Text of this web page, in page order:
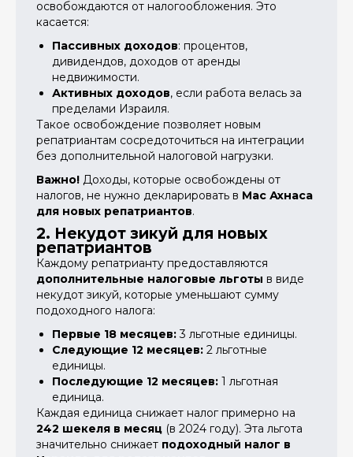
освобождаются от налогообложения. Это
касается:
Пассивных доходов: процентов,
дивидендов, доходов от аренды
недвижимости.
Активных доходов, если работа велась за
пределами Израиля.
Такое освобождение позволяет новым
репатриантам сосредоточиться на интеграции
без дополнительной налоговой нагрузки.
Важно! Доходы, которые освобождены от
налогов, не нужно декларировать в Мас Ахнаса
для новых репатриантов.
2. Некудот зикуй для новых
репатриантов
Каждому репатрианту предоставляются
дополнительные налоговые льготы в виде
некудот зикуй, которые уменьшают сумму
подоходного налога:
Первые 18 месяцев:3 льготные единицы.
Следующие 12 месяцев: 2 льготные
единицы.
Последующие 12 месяцев: 1 льготная
единица.
Каждая единица снижает налог примерно на
242 шекеля в месяц (в 2024 году). Эта льгота
значительно снижает подоходный налог в